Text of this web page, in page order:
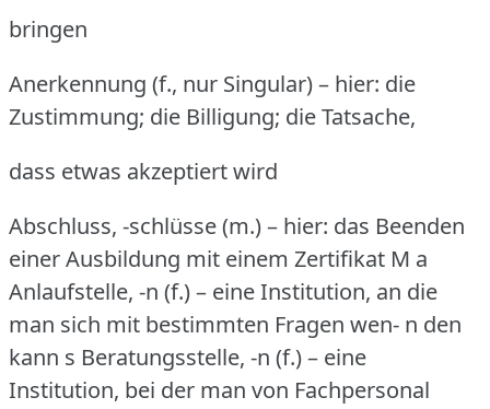
bringen
Anerkennung (f., nur Singular) – hier: die
Zustimmung; die Billigung; die Tatsache,
dass etwas akzeptiert wird
Abschluss, -schlüsse (m.)– hier: das Beenden
einer Ausbildung mit einem Zertifikat M a
Anlaufstelle, -n (f.)– eine Institution, an die
man sich mit bestimmten Fragen wen- n den
kann s Beratungsstelle, -n (f.)– eine
Institution, bei der man von Fachpersonal